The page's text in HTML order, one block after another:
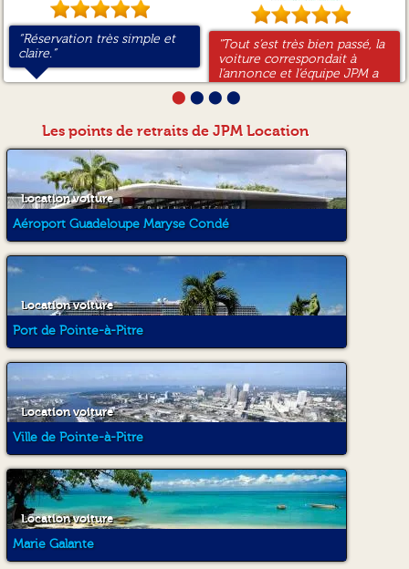
“Réservation très simple et
claire.”
"Tout s’est très bien passé, la
voiture correspondait à
l’annonce et l’équipe JPM a
été très accueillante."
“Facile et rapide ”
"Professionnel,bonne voiture
Tout s'est bien passé "
“Très bon service de
réservation.”
"Très bon service. Au
rendez-vous à l'aéroport et
très bon service rendu. Je
recommande sans hésiter."
“Facilité pour réserver sans
aucune mauvaise surprise.”
"Loueur sérieux et ponctuel."
⬤ ⬤ ⬤ ⬤
Les points de retraits de JPM Location
Location voiture
Aéroport Guadeloupe Maryse Condé
Location voiture
Port de Pointe-à-Pitre
Location voiture
Ville de Pointe-à-Pitre
Location voiture
Marie Galante